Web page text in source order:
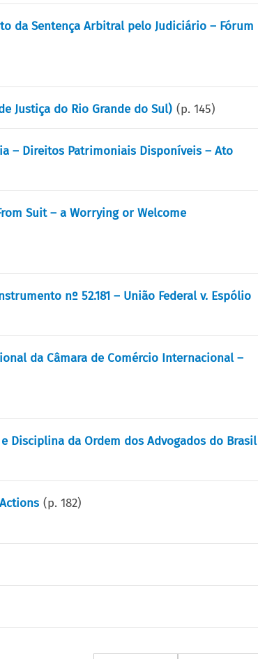
da Sentença Arbitral pelo Judiciário – Fórum
Justiça do Rio Grande do Sul) (p.145)
– Direitos Patrimoniais Disponíveis – Ato
Suit – a Worrying or Welcome
nº 52.181 – União Federal v. Espólio
da Câmara de Comércio Internacional –
Disciplina da Ordem dos Advogados do Brasil
(p.182)